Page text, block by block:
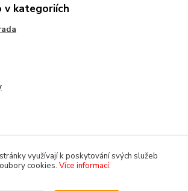
v kategoriích
využívají k poskytování svých služeb
cookies. Více informací.